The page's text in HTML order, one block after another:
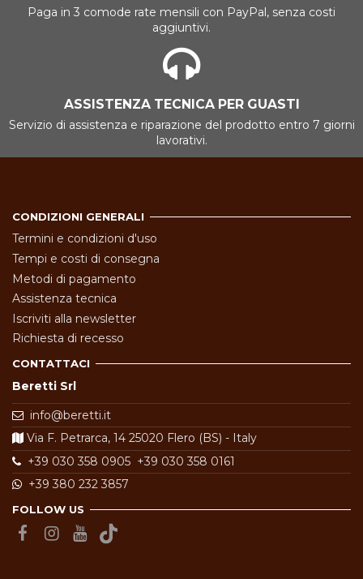
Paga in 3 comode rate mensili con PayPal, senza costi
aggiuntivi.
ASSISTENZA TECNICA PER GUASTI
Servizio di assistenza e riparazione del prodotto entro 7 giorni
lavorativi.
CONDIZIONI GENERALI
Termini e condizioni d'uso
Tempi e costi di consegna
Metodi di pagamento
Assistenza tecnica
Iscriviti alla newsletter
Richiesta di recesso
CONTATTACI
Beretti Srl
info@beretti.it
Via F. Petrarca, 14 25020 Flero (BS) - Italy
+39 030 358 0905 +39 030 358 0161
+39 380 232 3857
FOLLOW US